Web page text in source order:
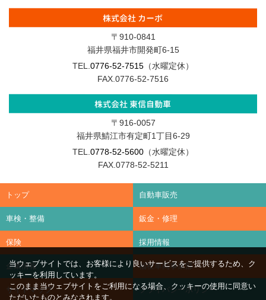
株式会社 カーボ
〒910-0841
福井県福井市開発町6-15
TEL. 0776-52-7515 （水曜定休）
FAX.0776-52-7516
株式会社 東信自動車
〒916-0057
福井県鯖江市有定町1丁目6-29
TEL. 0778-52-5600 （水曜定休）
FAX.0778-52-5211
トップ 自動車販売
車検・整備 鈑金・修理
保険 採用情報
企業情報 福祉車両事業部
サイトマップ プライバシーポリシー
当ウェブサイトでは、お客様により良いサービスをご提供するため、ク
ッキーを利用しています。
このまま当ウェブサイトをご利用になる場合、クッキーの使用に同意い
ただいたものとみなされます。